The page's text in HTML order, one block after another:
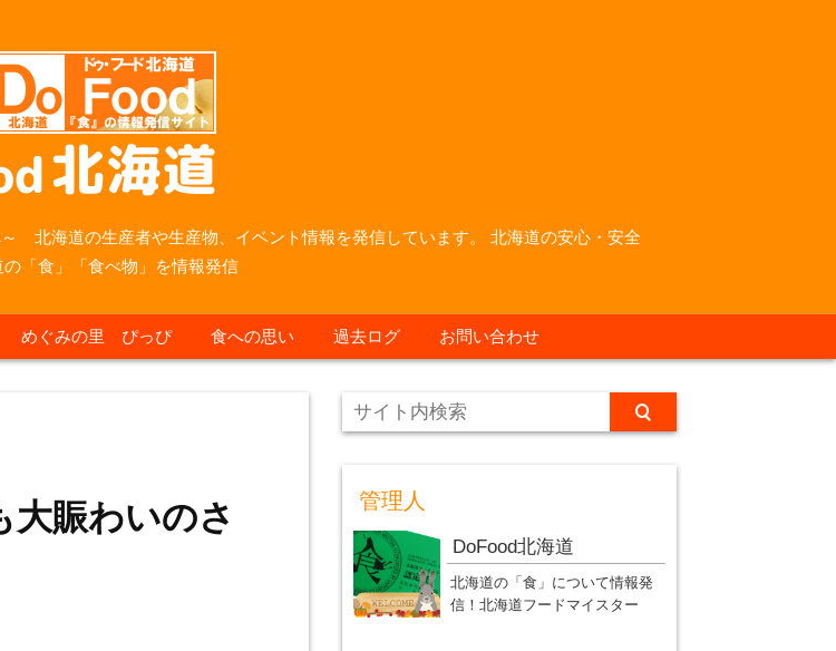
北海道の生産者や生産物、イベント情報を発信しています。 北海道の安心・安全
「食」「食べ物」を情報発信
めぐみの里 ぴっぴ 食への思い 過去ログ お問い合わせ
賑わいのさ
管理人
DoFood北海道
北海道の「食」について情報発
信！北海道フードマイスター